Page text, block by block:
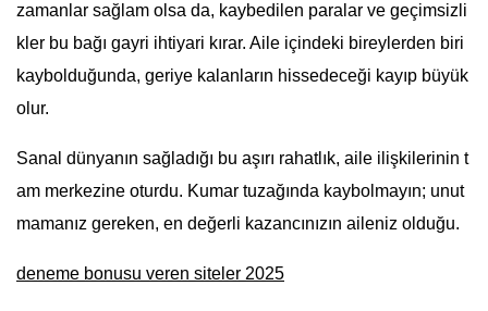
zamanlar sağlam olsa da, kaybedilen paralar ve geçimsizli
kler bu bağı gayri ihtiyari kırar. Aile içindeki bireylerden biri
kaybolduğunda, geriye kalanların hissedeceği kayıp büyük
olur.
Sanal dünyanın sağladığı bu aşırı rahatlık, aile ilişkilerinin t
am merkezine oturdu. Kumar tuzağında kaybolmayın; unut
mamanız gereken, en değerli kazancınızın aileniz olduğu.
deneme bonusu veren siteler 2025